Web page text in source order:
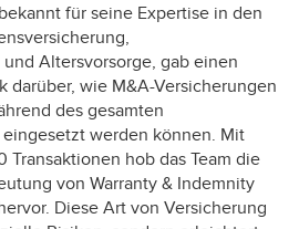
für seine Expertise in den
Altersvorsorge, gab einen
darüber, wie M&A-Versicherungen
des gesamten
eingesetzt werden können. Mit
Transaktionen hob das Team die
von Warranty & Indemnity
Diese Art von Versicherung